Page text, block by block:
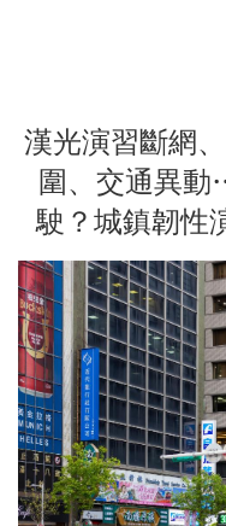
漢光演習斷網
圍、交通異
駛？城鎮韌性